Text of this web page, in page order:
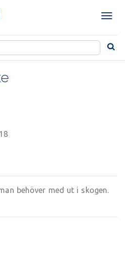
T
g
l
behöver med ut i skogen.